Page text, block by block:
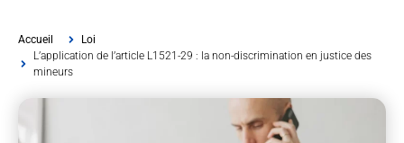
Accueil
Loi
L’application de l’article L1521-29 : la non-discrimination en justice des
mineurs